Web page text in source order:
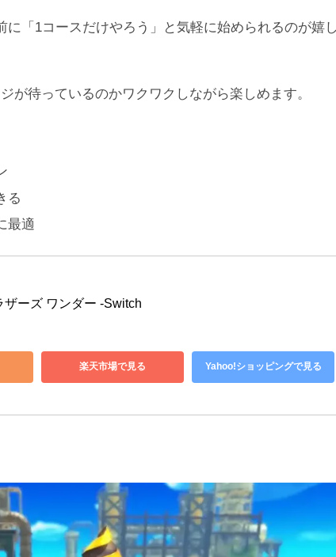
「1コースだけやろう」と気軽に始められるのが嬉
が待っているのかワクワクしながら楽しめます。
る
最適
ザーズ ワンダー -Switch
楽天市場で見る Yahoo!ショッピングで見る